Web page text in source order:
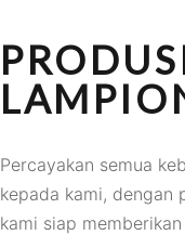
Percayakan semua
kepada kami, dengan
kami siap